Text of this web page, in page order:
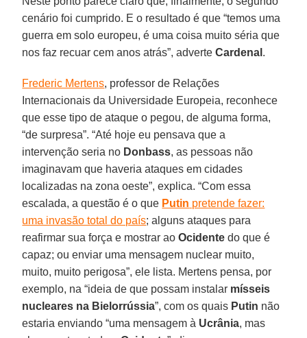
cenário foi cumprido. E o resultado é que “temos uma
guerra em solo europeu, é uma coisa muito séria que
nos faz recuar cem anos atrás”, adverteCardenal .
Frederic Mertens, professor de Relações
Internacionais da Universidade Europeia, reconhece
que esse tipo de ataque o pegou, de alguma forma,
“de surpresa”. “Até hoje eu pensava que a
intervenção seria no Donbass, as pessoas não
imaginavam que haveria ataques em cidades
localizadas na zona oeste”, explica. “Com essa
escalada, a questão é o que Putin pretende fazer:
uma invasão total do país; alguns ataques para
reafirmar sua força e mostrar aoOcidente do que é
capaz; ou enviar uma mensagem nuclear muito,
muito, muito perigosa”, ele lista. Mertens pensa, por
exemplo, na “ideia de que possam instalar mísseis
nucleares na Bielorrússia”, com os quais Putin não
estaria enviando “uma mensagem à Ucrânia, mas